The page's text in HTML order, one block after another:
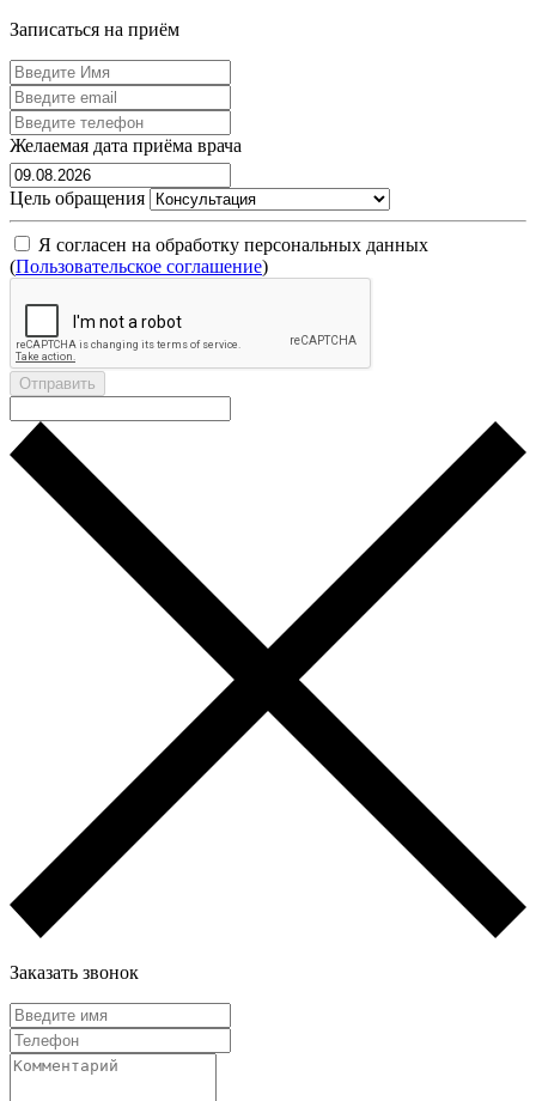
Записаться на приём
Желаемая дата приёма врача
Цель обращения
Я согласен на обработку персональных данных
(Пользовательское соглашение)
Отправить
Заказать звонок